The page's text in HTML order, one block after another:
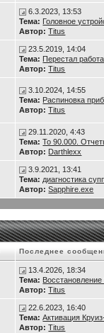
6.3.2023, 13:53
Тема: Головное
Автор: Titus
23.5.2019, 14:04
Тема: Перестал
Автор: Titus
3.10.2024, 14:55
Тема: Распиновка
Автор: Titus
29.11.2020, 4:43
Тема: То 90.000.
Автор: Darthlexx
3.9.2021, 13:41
Тема: диагностика
Автор: Sapphire.exe
Последнее
13.4.2026, 18:34
Тема: Восстановление
Автор: Titus
22.6.2023, 16:40
Тема: Активация
Автор: Titus